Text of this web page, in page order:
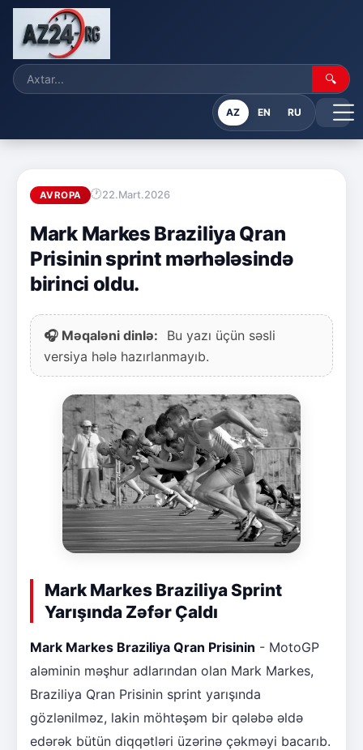
🔍
AZ EN RU
AVROPA 22.Mart.2026
Mark Markes Braziliya Qran
Prisinin sprint mərhələsində
birinci oldu.
🎧 Məqaləni dinlə:
Bu yazı üçün səsli
versiya hələ hazırlanmayıb.
Mark Markes Braziliya Sprint
Yarışında Zəfər Çaldı
Mark Markes Braziliya Qran Prisinin - MotoGP
aləminin məşhur adlarından olan Mark Markes,
Braziliya Qran Prisinin sprint yarışında
gözlənilməz, lakin möhtəşəm bir qələbə əldə
edərək bütün diqqətləri üzərinə çəkməyi bacarıb.